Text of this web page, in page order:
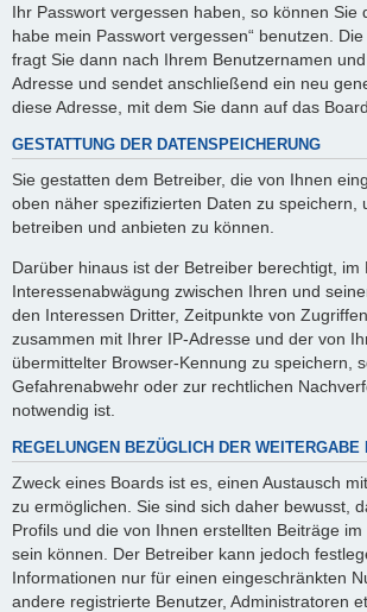
Ihr Passwort vergessen haben, so können Sie
habe mein Passwort vergessen“ benutzen.
fragt Sie dann nach Ihrem Benutzernamen
Adresse und sendet anschließend ein neu
diese Adresse, mit dem Sie dann auf das
GESTATTUNG DER DATENSPEICHERUNG
Sie gestatten dem Betreiber, die von Ihnen
oben näher spezifizierten Daten zu speichern,
betreiben und anbieten zu können.
Darüber hinaus ist der Betreiber berechtigt, im
Interessenabwägung zwischen Ihren und
den Interessen Dritter, Zeitpunkte von
zusammen mit Ihrer IP-Adresse und der von
übermittelter Browser-Kennung zu speichern,
Gefahrenabwehr oder zur rechtlichen
notwendig ist.
REGELUNGEN BEZÜGLICH DER WEITERGABE
Zweck eines Boards ist es, einen Austausch
zu ermöglichen. Sie sind sich daher bewusst,
Profils und die von Ihnen erstellten Beiträge
sein können. Der Betreiber kann jedoch
Informationen nur für einen eingeschränkten
andere registrierte Benutzer, Administratoren